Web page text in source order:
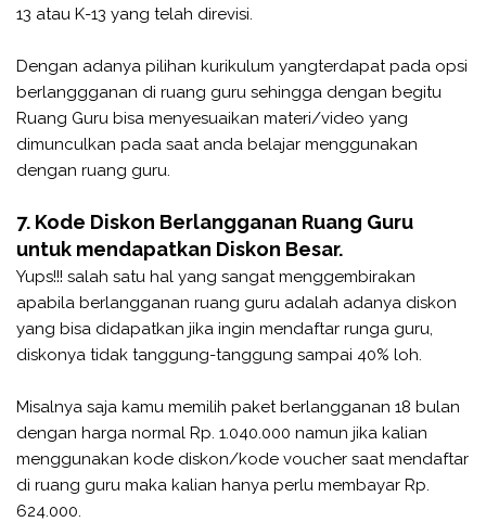
13 atau K-13 yang telah direvisi.
Dengan adanya pilihan kurikulum yangterdapat pada opsi
berlanggganan di ruang guru sehingga dengan begitu
Ruang Guru bisa menyesuaikan materi/video yang
dimunculkan pada saat anda belajar menggunakan
dengan ruang guru.
7. Kode Diskon Berlangganan Ruang Guru
untuk mendapatkan Diskon Besar.
Yups!!! salah satu hal yang sangat menggembirakan
apabila berlangganan ruang guru adalah adanya diskon
yang bisa didapatkan jika ingin mendaftar runga guru,
diskonya tidak tanggung-tanggung sampai 40% loh.
Misalnya saja kamu memilih paket berlangganan 18 bulan
dengan harga normal Rp. 1.040.000 namun jika kalian
menggunakan kode diskon/kode voucher saat mendaftar
di ruang guru maka kalian hanya perlu membayar Rp.
624.000.